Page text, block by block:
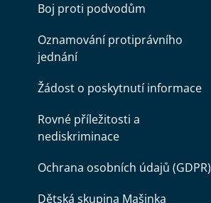
Boj proti podvodům
Oznamování protiprávního
jednání
Žádost o poskytnutí informace
Rovné příležitosti a
nediskriminace
Ochrana osobních údajů (GDPR)
Dětská skupina Mašinka